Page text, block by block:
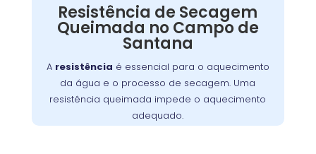
Resistência de Secagem
Queimada no Campo de
Santana
A resistência é essencial para o aquecimento
da água e o processo de secagem. Uma
resistência queimada impede o aquecimento
adequado.
aquecimento do ar dentro da
lava e seca
. Se
queimada, a máquina não seca as roupas
adequadamente. Isso pode ocorrer por
Substituir a resistência é crucial para
restabelecer a função de secagem.